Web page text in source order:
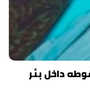
داخل بئر